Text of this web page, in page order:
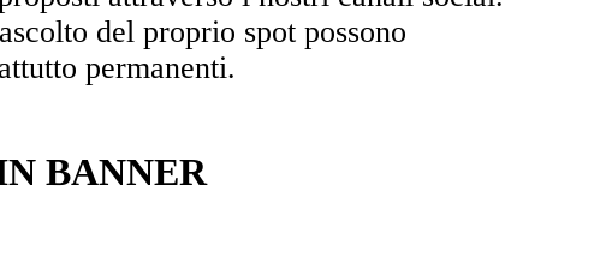
del proprio spot possono
permanenti.
BANNER